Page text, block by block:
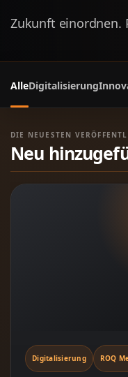
Zukunft einordnen.
AlleDigitalisierung
DIE NEUESTEN
Neu
Digitalisierung ROQ